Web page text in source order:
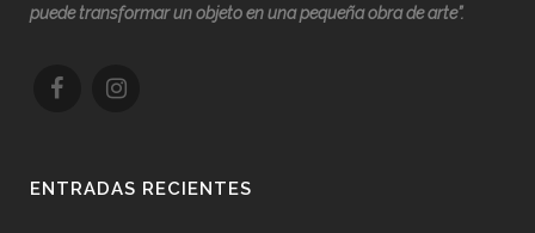
puede transformar un objeto en una pequeña obra de arte”.
ENTRADAS RECIENTES